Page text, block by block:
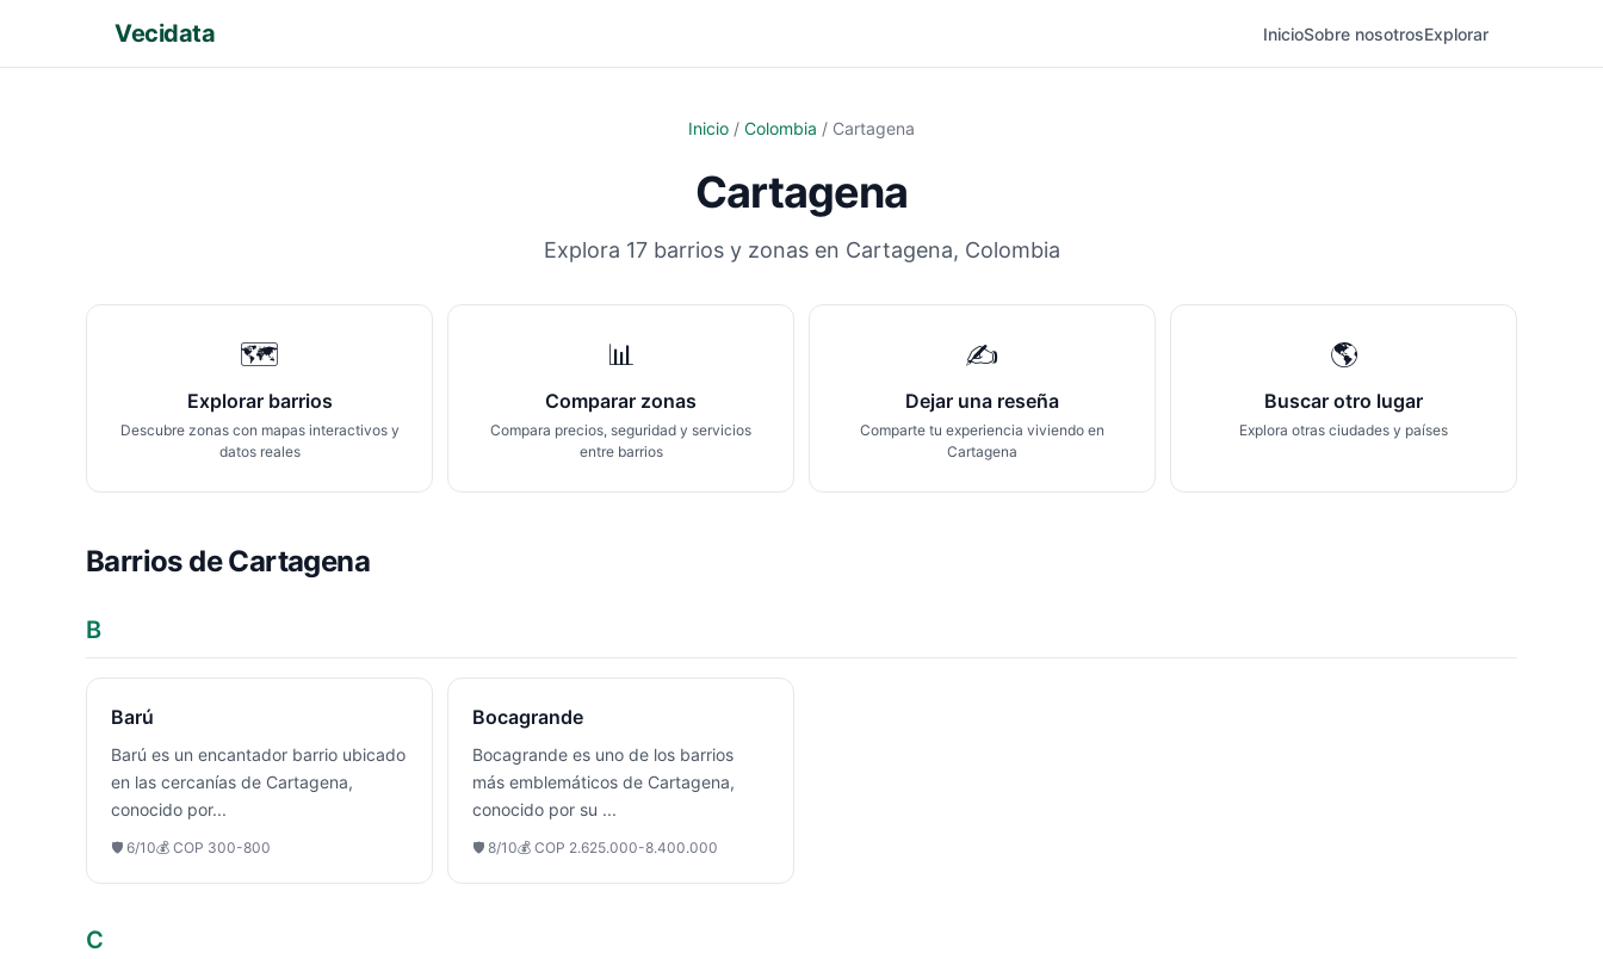
Vecidata InicioSobre nosotrosExplorar
Inicio / Colombia / Cartagena
Cartagena
Explora 17barrios y zonas en Cartagena, Colombia
🗺️
Explorar barrios
Descubre zonas con mapas interactivos y
datos reales
📊
Comparar zonas
Compara precios, seguridad y servicios
entre barrios
✍️
Dejar una reseña
Comparte tu experiencia viviendo en
Cartagena
🌎
Buscar otro lugar
Explora otras ciudades y países
Barrios deCartagena
B
Barú
Barú es un encantador barrio ubicado
en las cercanías de Cartagena,
conocido por...
🛡️ 6/10💰 COP 300-800
Bocagrande
Bocagrande es uno de los barrios
más emblemáticos de Cartagena,
conocido por su ...
🛡️ 8/10💰 COP 2.625.000-8.400.000
C